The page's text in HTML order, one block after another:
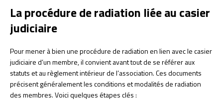
La procédure de radiation liée au casier
judiciaire
Pour mener à bien une procédure de radiation en lien avec le casier
judiciaire d’un membre, il convient avant tout de se référer aux
statuts et au règlement intérieur de l’association. Ces documents
précisent généralement les conditions et modalités de radiation
des membres. Voici quelques étapes clés :